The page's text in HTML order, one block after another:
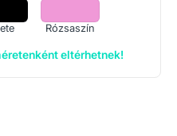
Rózsaszín
eltérhetnek!